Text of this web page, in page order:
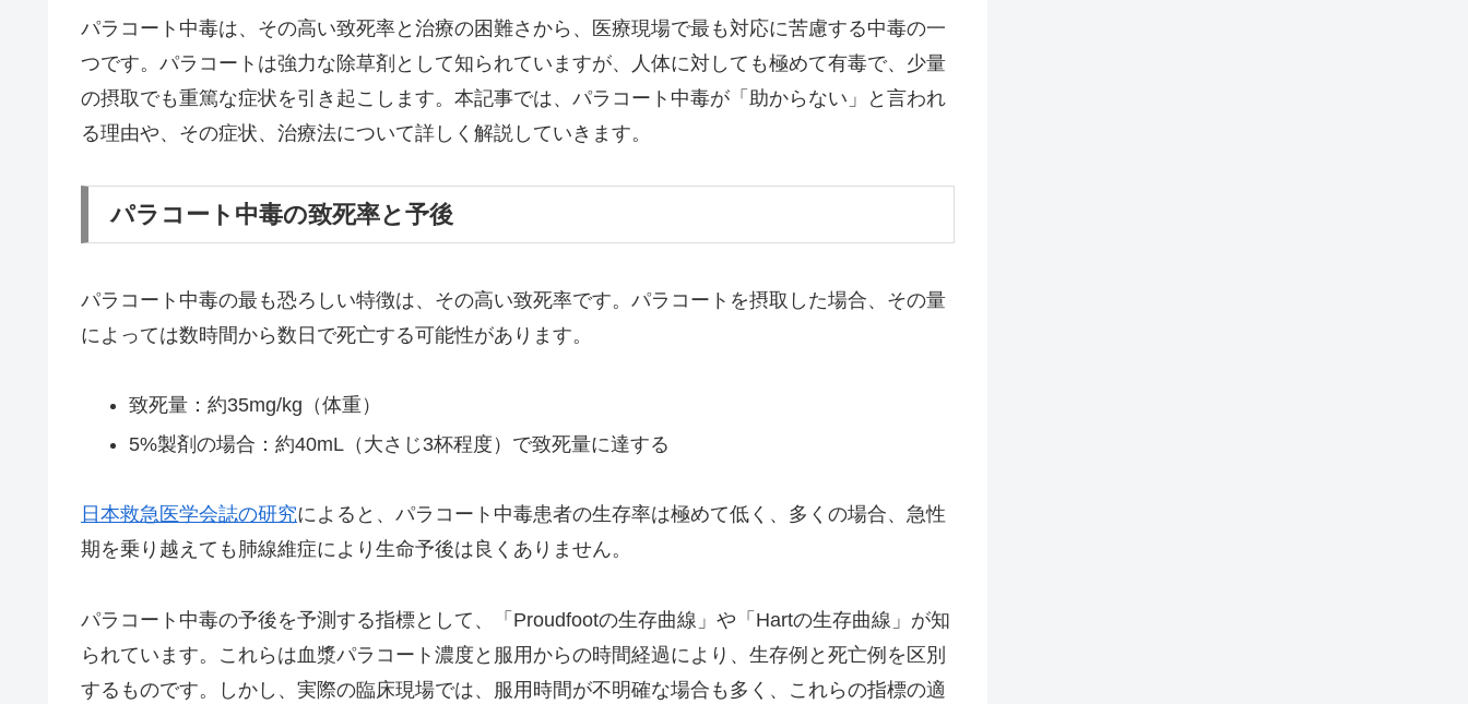
パラコート中毒は、その高い致死率と治療の困難さから、医療現場で最も対応に苦慮する中毒の一
つです。パラコートは強力な除草剤として知られていますが、人体に対しても極めて有毒で、少量
の摂取でも重篤な症状を引き起こします。本記事では、パラコート中毒が「助からない」と言われ
る理由や、その症状、治療法について詳しく解説していきます。
パラコート中毒の致死率と予後
パラコート中毒の最も恐ろしい特徴は、その高い致死率です。パラコートを摂取した場合、その量
によっては数時間から数日で死亡する可能性があります。
致死量：約35mg/kg（体重）
5%製剤の場合：約40mL（大さじ3杯程度）で致死量に達する
日本救急医学会誌の研究によると、パラコート中毒患者の生存率は極めて低く、多くの場合、急性
期を乗り越えても肺線維症により生命予後は良くありません。
パラコート中毒の予後を予測する指標として、「Proudfootの生存曲線」や「Hartの生存曲線」が知
られています。これらは血漿パラコート濃度と服用からの時間経過により、生存例と死亡例を区別
するものです。しかし、実際の臨床現場では、服用時間が不明確な場合も多く、これらの指標の適